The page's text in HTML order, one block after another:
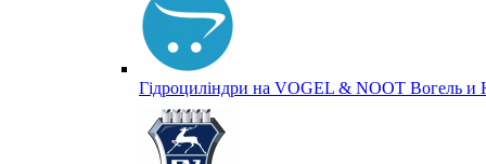
Гідроциліндри на VOGEL & NOOT Вогель и